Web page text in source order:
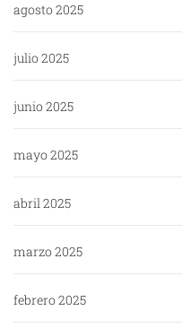
agosto 2025
julio 2025
junio 2025
mayo 2025
abril 2025
marzo 2025
febrero 2025